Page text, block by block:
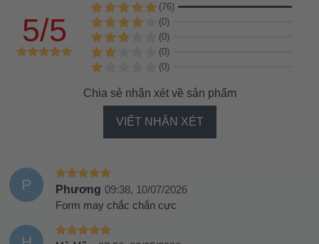
5/5
(76)
(0)
(0)
(0)
(0)
Chia sẻ nhận xét về sản phẩm
VIẾT NHẬN XÉT
P Phương 09:38, 10/07/2026
Form may chắc chắn cực